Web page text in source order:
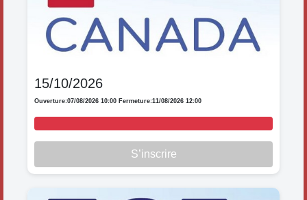
15/10/2026
Ouverture:07/08/2026 10:00 Fermeture:11/08/2026 12:00
S’inscrire